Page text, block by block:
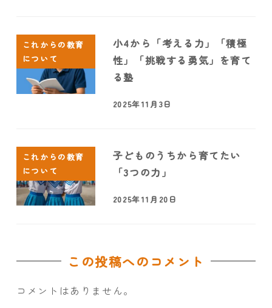
これからの教育
について
小4から「考える力」「積極
性」「挑戦する勇気」を育て
る塾
2025年11月3日
これからの教育
について
子どものうちから育てたい
「3つの力」
2025年11月20日
この投稿へのコメント
コメントはありません。